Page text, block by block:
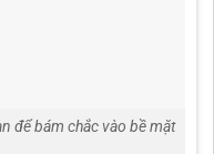
để bám chắc vào bề mặt